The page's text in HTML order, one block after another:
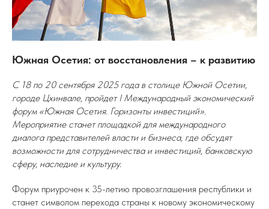
Южная Осетия: от восстановления – к развитию
С 18 по 20 сентября 2025 года в столице Южной Осетии,
городе Цхинвале, пройдет I Международный экономический
форум «Южная Осетия. Горизонты инвестиций».
Мероприятие станет площадкой для международного
диалога представителей власти и бизнеса, где обсудят
возможности для сотрудничества и инвестиций, банковскую
сферу, наследие и культуру.
Форум приурочен к 35-летию провозглашения республики и
станет символом перехода страны к новому экономическому